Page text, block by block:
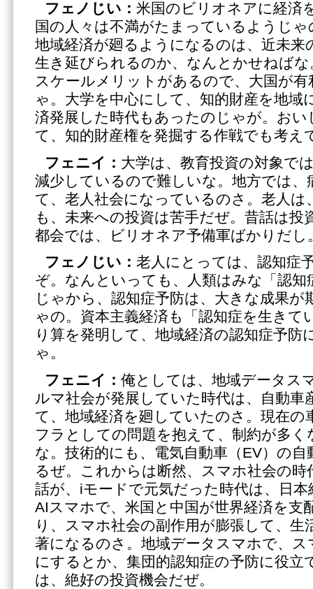
フェノじい： 米国のビリオネアに経済
国の人々は不満がたまっているようじ
地域経済が廻るようになるのは、近未来
生き延びられるのか、なんとかせねば
スケールメリットがあるので、大国が
ゃ。大学を中心にして、知的財産を地域
済発展した時代もあったのじゃが。お
て、知的財産権を発掘する作戦でも考え
フェニイ： 大学は、教育投資の対象で
減少しているので難しいな。地方では、
て、老人社会になっているのさ。老人は
も、未来への投資は苦手だぜ。昔話は投
都会では、ビリオネア予備軍ばかりだし
フェノじい： 老人にとっては、認知症
ぞ。なんといっても、人類はみな「認
じゃから、認知症予防は、大きな成果が
ゃの。資本主義経済も「認知症を生きて
り算を発明して、地域経済の認知症予防
ゃ。
フェニイ： 俺としては、地域データス
ルマ社会が発展していた時代は、自動車
て、地域経済を廻していたのさ。現在の
フラとしての問題を抱えて、制約が多
な。技術的にも、電気自動車（EV）の
るぜ。これからは断然、スマホ社会の時
話が、iモードで元気だった時代は、日
AIスマホで、米国と中国が世界経済を支
り、スマホ社会の副作用が膨張して、生
著になるのさ。地域データスマホで、
にするとか、集団的認知症の予防に役立
は、絶好の投資機会だぜ。